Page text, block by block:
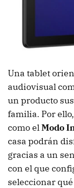
Una tablet
audiovisual
un producto
familia. Por
como elModo
casa podrán
gracias a un
con el que
seleccionar